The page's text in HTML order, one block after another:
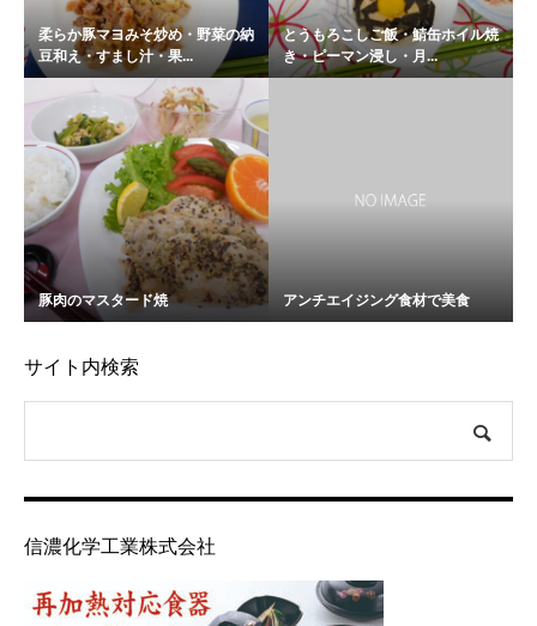
柔らか豚マヨみそ炒め・野菜の納
豆和え・すまし汁・果...
とうもろこしご飯・鯖缶ホイル焼
き・ピーマン浸し・月...
豚肉のマスタード焼 アンチエイジング食材で美食
サイト内検索
信濃化学工業株式会社